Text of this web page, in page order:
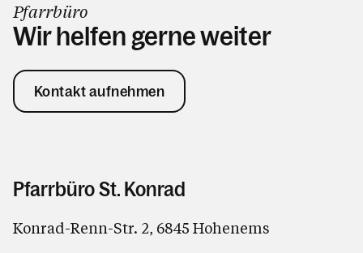
Pfarrbüro
Wir helfen gerne weiter
Kontakt aufnehmen
Pfarrbüro St. Konrad
Konrad-Renn-Str. 2, 6845 Hohenems